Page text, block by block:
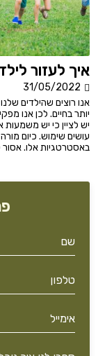
איך לעזור
31/05/2022
אנו רוצים שהילדים
יותר בחיים. לכן אנו
יש לציין כי יש
עושים שימוש. כיום
באסטרטגיות אלו. אסור